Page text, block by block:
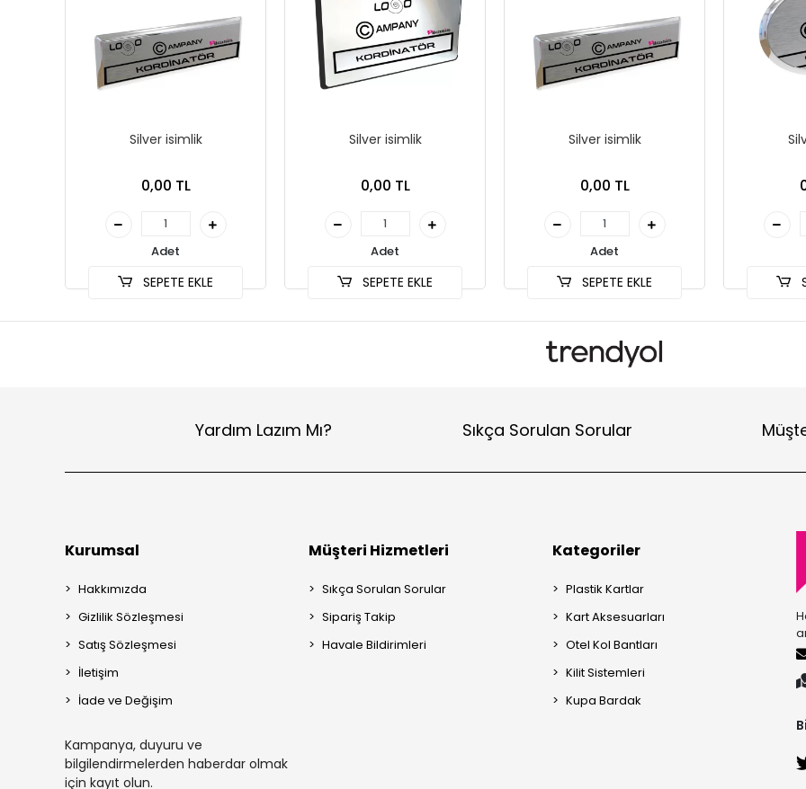
Silver isimlik
0,00 TL
Adet
SEPETE EKLE
Silver isimlik
0,00 TL
Adet
SEPETE EKLE
Silver isimlik
0,00 TL
Adet
SEPETE EKLE
Yardım Lazım Mı? Sıkça Sorulan Sorular
Kurumsal
Hakkımızda
Gizlilik Sözleşmesi
Satış Sözleşmesi
İletişim
İade ve Değişim
Kampanya, duyuru ve
bilgilendirmelerden haberdar olmak
için kayıt olun.
Müşteri Hizmetleri
Sıkça Sorulan Sorular
Sipariş Takip
Havale Bildirimleri
Kategoriler
Plastik Kartlar
Kart Aksesuarları
Otel Kol Bantları
Kilit Sistemleri
Kupa Bardak